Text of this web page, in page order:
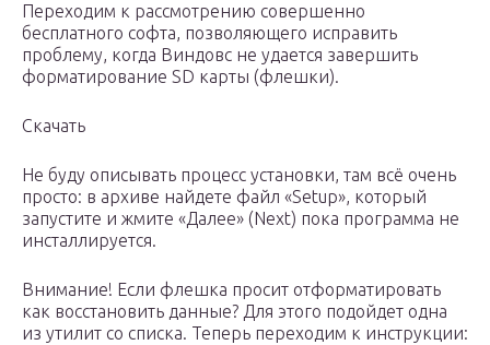
Переходим к рассмотрению совершенно
бесплатного софта, позволяющего исправить
проблему, когда Виндовс не удается завершить
форматирование SD карты (флешки).
Скачать
Не буду описывать процесс установки, там всё очень
просто: в архиве найдете файл «Setup», который
запустите и жмите «Далее» (Next) пока программа не
инсталлируется.
Внимание! Если флешка просит отформатировать
как восстановить данные? Для этого подойдет одна
из утилит со списка. Теперь переходим к инструкции: